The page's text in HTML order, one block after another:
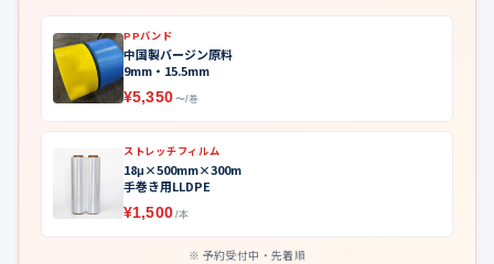
PPバンド
中国製バージン原料
9mm・15.5mm
¥5,350 〜/巻
ストレッチフィルム
18μ×500mm×300m
手巻き用LLDPE
¥1,500 /本
予約受付中・先着順